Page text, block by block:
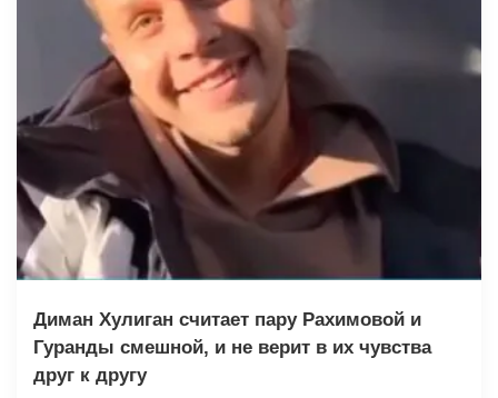
Диман Хулиган считает пару Рахимовой и
Гуранды смешной, и не верит в их чувства
друг к другу